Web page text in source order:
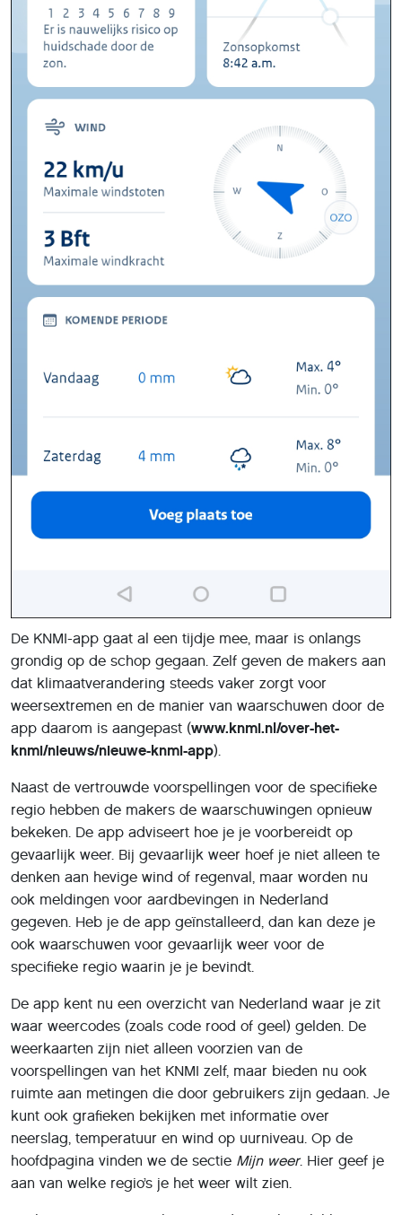
De KNMI-app gaat al een tijdje mee, maar is onlangs
grondig op de schop gegaan. Zelf geven de makers aan
dat klimaatverandering steeds vaker zorgt voor
weersextremen en de manier van waarschuwen door de
app daarom is aangepast (www.knmi.nl/over-het-
knmi/nieuws/nieuwe-knmi-app).
Naast de vertrouwde voorspellingen voor de specifieke
regio hebben de makers de waarschuwingen opnieuw
bekeken. De app adviseert hoe je je voorbereidt op
gevaarlijk weer. Bij gevaarlijk weer hoef je niet alleen te
denken aan hevige wind of regenval, maar worden nu
ook meldingen voor aardbevingen in Nederland
gegeven. Heb je de app geïnstalleerd, dan kan deze je
ook waarschuwen voor gevaarlijk weer voor de
specifieke regio waarin je je bevindt.
De app kent nu een overzicht van Nederland waar je zit
waar weercodes (zoals code rood of geel) gelden. De
weerkaarten zijn niet alleen voorzien van de
voorspellingen van het KNMI zelf, maar bieden nu ook
ruimte aan metingen die door gebruikers zijn gedaan. Je
kunt ook grafieken bekijken met informatie over
neerslag, temperatuur en wind op uurniveau. Op de
hoofdpagina vinden we de sectie Mijn weer. Hier geef je
aan van welke regio’s je het weer wilt zien.